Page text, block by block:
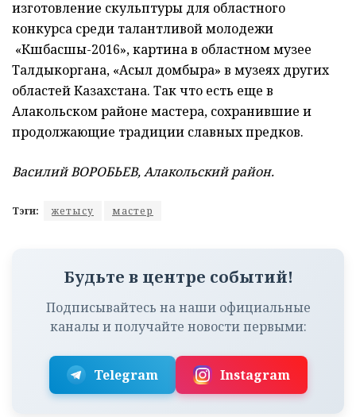
изготовление скульптуры для областного
конкурса среди талантливой молодежи
«Көшбасшы-2016», картина в областном музее
Талдыкоргана, «Асыл домбыра» в музеях других
областей Казахстана. Так что есть еще в
Алакольском районе мастера, сохранившие и
продолжающие традиции славных предков.
Василий ВОРОБЬЕВ, Алакольский район.
Тэги: жетысу мастер
Будьте в центре событий!
Подписывайтесь на наши официальные
каналы и получайте новости первыми:
Telegram Instagram